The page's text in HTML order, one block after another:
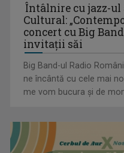
Curiozități despre Croația
Întâlnire cu jazz-ul
Cultural:
concert cu Big
invitaţii săi
Big Band-ul Radio
ne încântă cu cele mai
me vom bucura şi de